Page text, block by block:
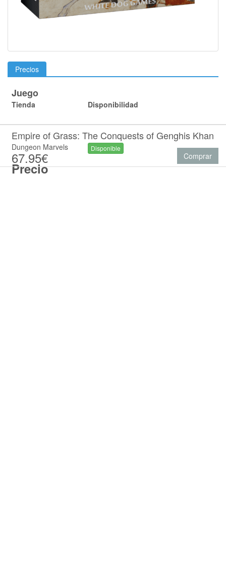
Precios
Juego
Tienda
Precio
Disponibilidad
Empire of Grass: The Conquests of Genghis Khan
Dungeon Marvels
67.95€
Disponible
Comprar